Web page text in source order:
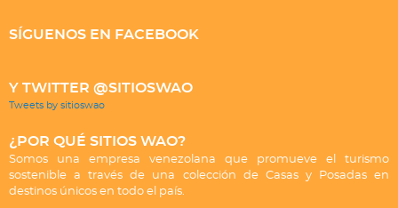
SÍGUENOS EN FACEBOOK
Y TWITTER @SITIOSWAO
Tweets by sitioswao
¿POR QUÉ SITIOS WAO?
Somos una empresa venezolana que promueve el turismo
sostenible a través de una colección de Casas y Posadas en
destinos únicos en todo el país.